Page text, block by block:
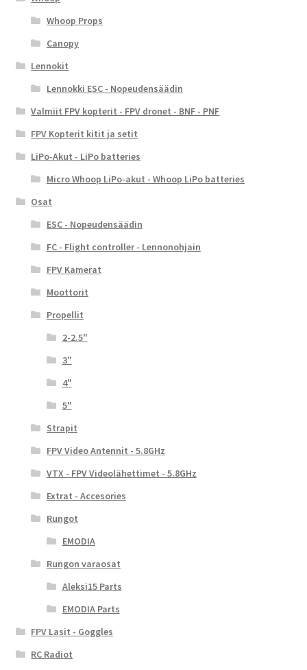
Whoop Props
Canopy
Lennokit
Lennokki ESC - Nopeudensäädin
Valmiit FPV kopterit - FPV dronet - BNF - PNF
FPV Kopterit kitit ja setit
LiPo-Akut - LiPo batteries
Micro Whoop LiPo-akut - Whoop LiPo batteries
Osat
ESC - Nopeudensäädin
FC - Flight controller - Lennonohjain
FPV Kamerat
Moottorit
Propellit
2-2.5"
3"
4"
5"
Strapit
FPV Video Antennit - 5.8GHz
VTX - FPV Videolähettimet - 5.8GHz
Extrat - Accesories
Rungot
EMODIA
Rungon varaosat
Aleksi15 Parts
EMODIA Parts
FPV Lasit - Goggles
RC Radiot